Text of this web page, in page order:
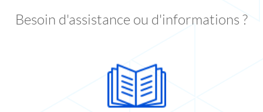
Besoin d'assistance ou d'informations ?